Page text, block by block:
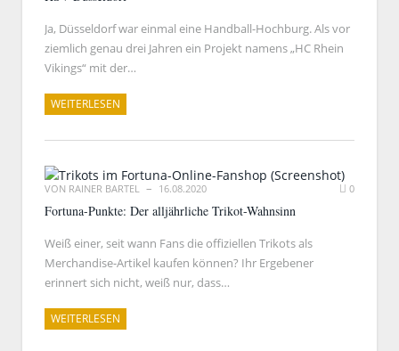
Ja, Düsseldorf war einmal eine Handball-Hochburg. Als vor
ziemlich genau drei Jahren ein Projekt namens „HC Rhein
Vikings“ mit der…
WEITERLESEN
VON RAINER BARTEL 16.08.2020 0
Fortuna-Punkte: Der alljährliche Trikot-Wahnsinn
Weiß einer, seit wann Fans die offiziellen Trikots als
Merchandise-Artikel kaufen können? Ihr Ergebener
erinnert sich nicht, weiß nur, dass…
WEITERLESEN